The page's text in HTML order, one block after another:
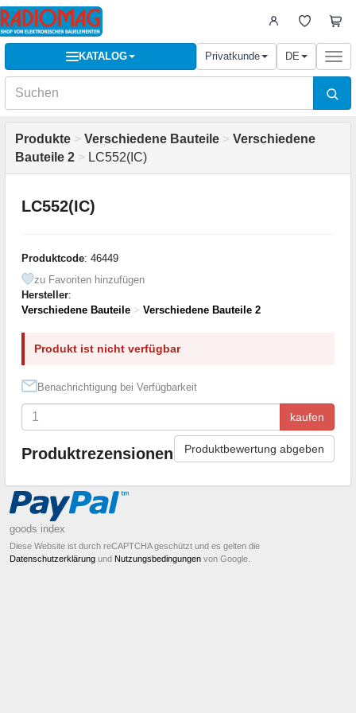
KATALOG Privatkunde DE
Produkte > Verschiedene Bauteile > Verschiedene
Bauteile 2 > LC552(IC)
LC552(IC)
Produktcode: 46449
zu Favoriten hinzufügen
Hersteller:
Verschiedene Bauteile > Verschiedene Bauteile 2
Produkt ist nicht verfügbar
Benachrichtigung bei Verfügbarkeit
kaufen
Produktrezensionen Produktbewertung abgeben
goods index
Diese Website ist durch reCAPTCHA geschützt und es gelten die
Datenschutzerklärung und Nutzungsbedingungen von Google.